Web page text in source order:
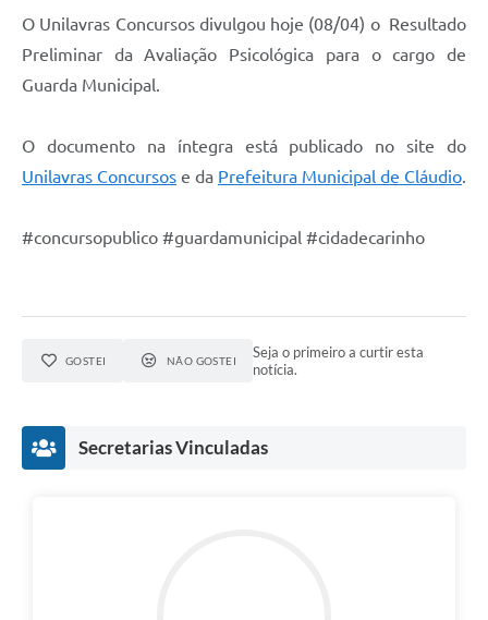
O Unilavras Concursos divulgou hoje (08/04) o Resultado
Preliminar da Avaliação Psicológica para o cargo de
Guarda Municipal.
O documento na íntegra está publicado no site do
Unilavras Concursos e da Prefeitura Municipal de Cláudio.
#concursopublico #guardamunicipal #cidadecarinho
GOSTEI NÃO GOSTEI
Seja o primeiro a curtir esta
notícia.
Secretarias Vinculadas